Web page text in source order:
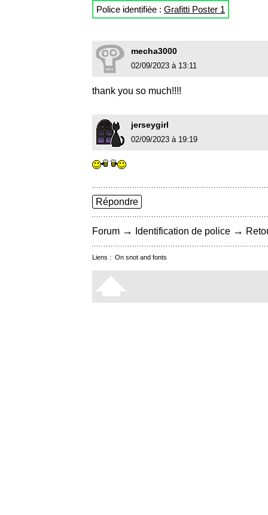
Police identifiée : Grafitti Poster 1
mecha3000
02/09/2023 à 13:11
thank you so much!!!!
jerseygirl
02/09/2023 à 19:19
Répondre
Forum → Identification de police →
Liens : On snot and fonts